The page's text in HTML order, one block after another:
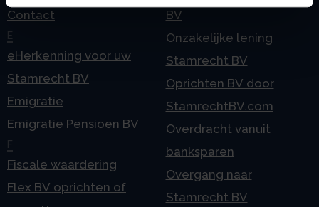
Contact
E
eHerkenning voor uw
Stamrecht BV
Emigratie
Emigratie Pensioen BV
F
Fiscale waardering
Flex BV oprichten of
BV
Onzakelijke lening
Stamrecht BV
Oprichten BV door
StamrechtBV.com
Overdracht vanuit
banksparen
Overgang naar
Stamrecht BV